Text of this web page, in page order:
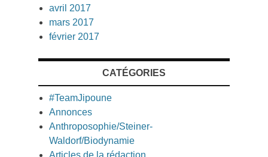
avril 2017
mars 2017
février 2017
CATÉGORIES
#TeamJipoune
Annonces
Anthroposophie/Steiner-
Waldorf/Biodynamie